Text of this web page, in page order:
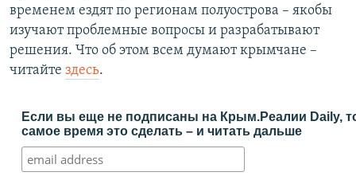
временем ездят по регионам полуострова – якобы
изучают проблемные вопросы и разрабатывают
решения. Что об этом всем думают крымчане –
читайте здесь.
Если вы еще не подписаны на Крым.Реалии Daily,
самое время это сделать – и читать дальше